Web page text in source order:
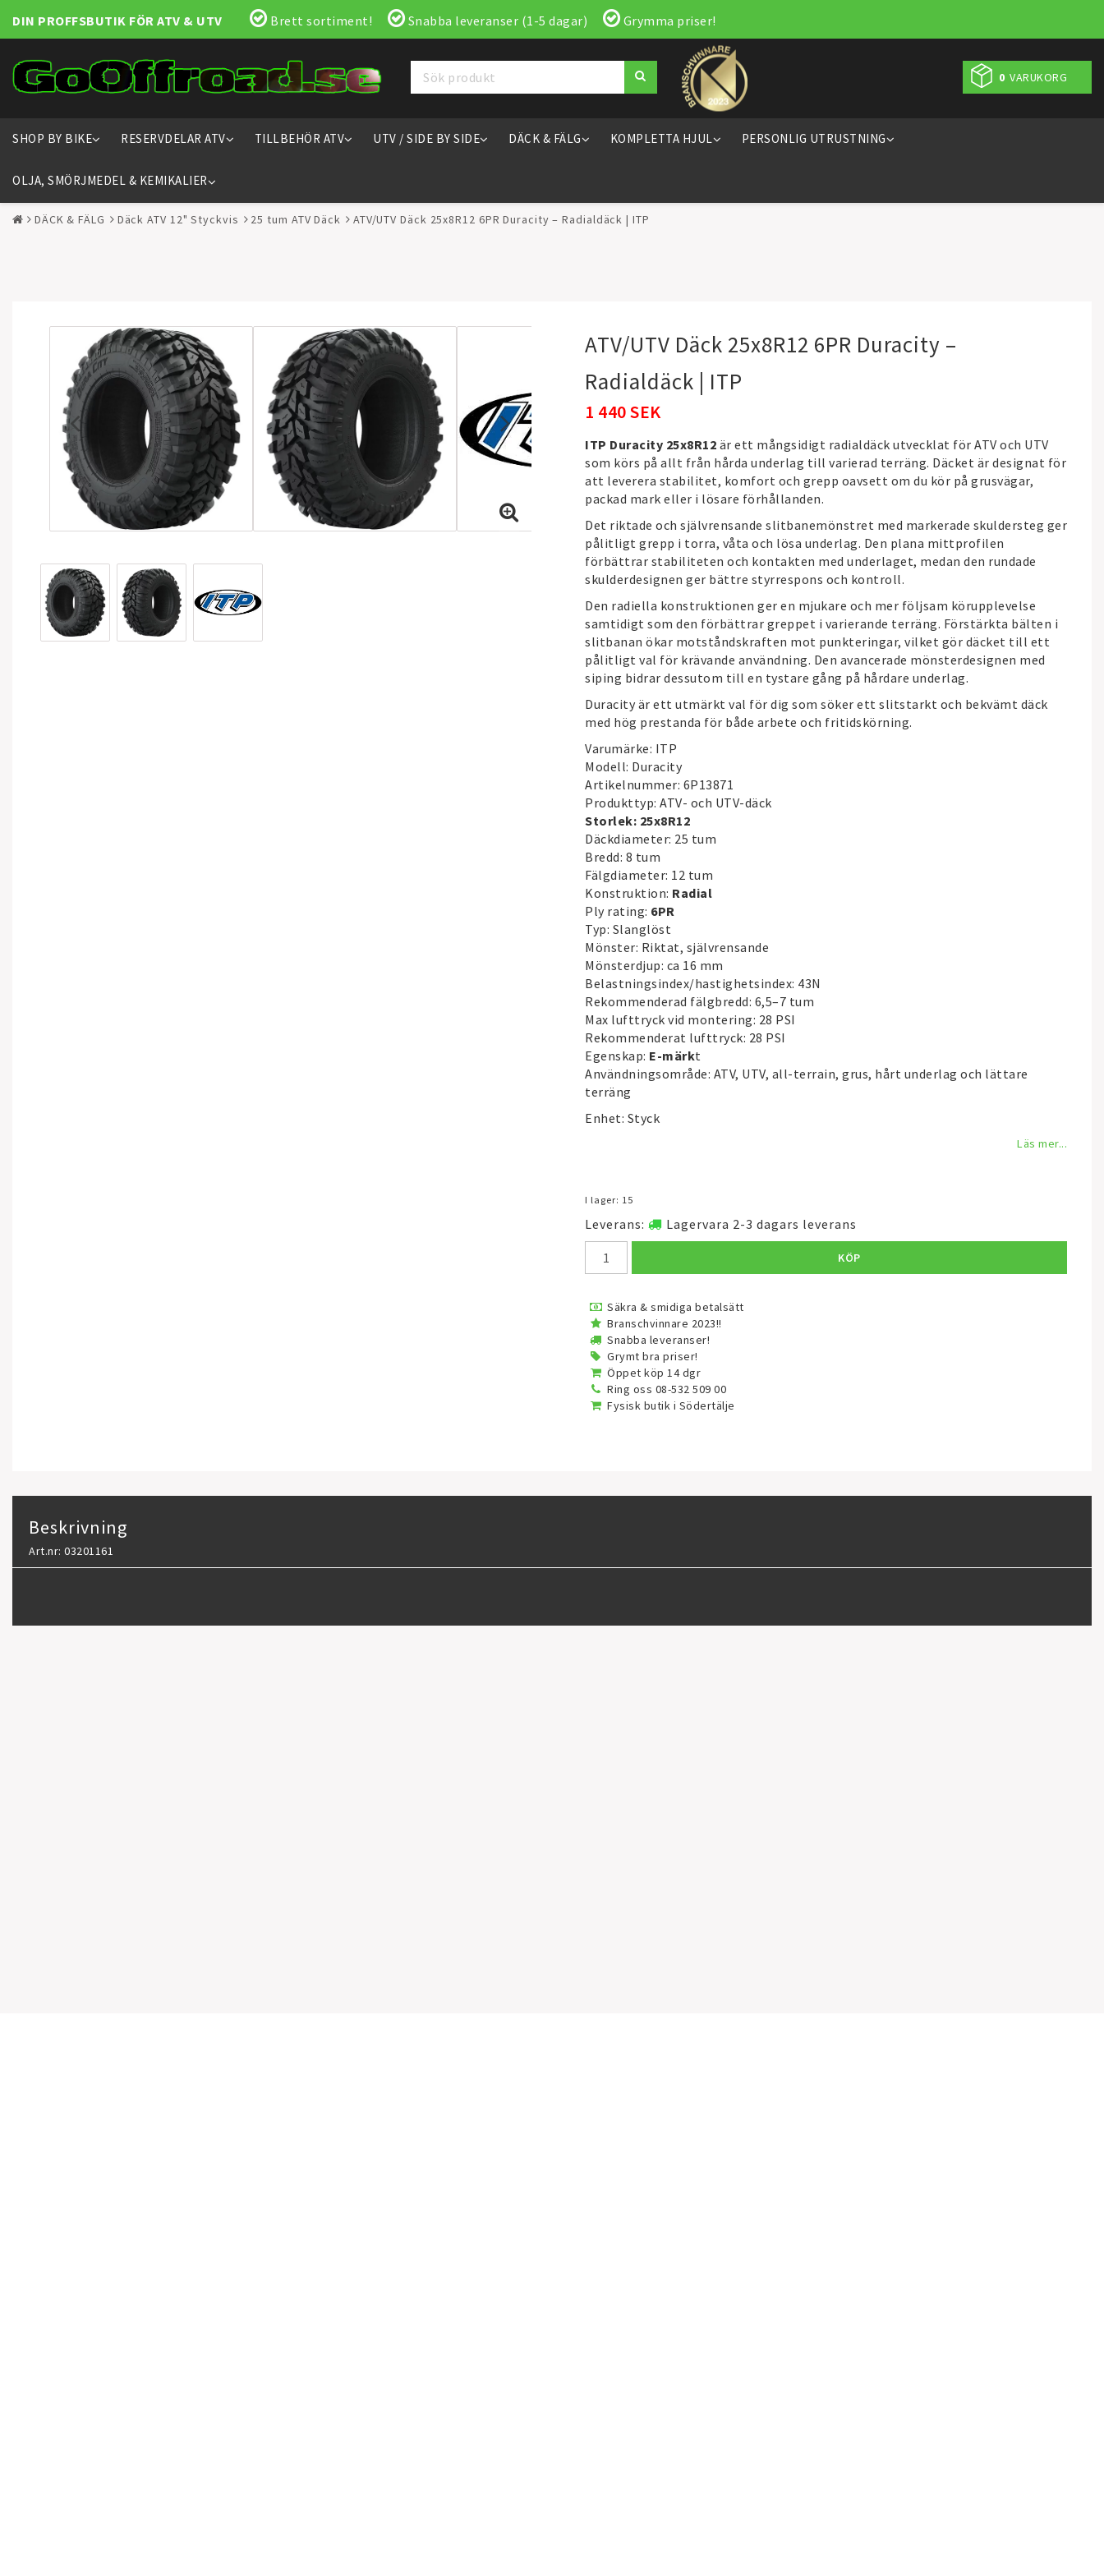
DIN PROFFSBUTIK FÖR ATV & UTV Brett sortiment! Snabba leveranser (1-5 dagar) Grymma priser!
0 VARUKORG
SHOP BY BIKE RESERVDELAR ATV TILLBEHÖR ATV UTV / SIDE BY SIDE DÄCK & FÄLG KOMPLETTA HJUL PERSONLIG UTRUSTNING
OLJA, SMÖRJMEDEL & KEMIKALIER
DÄCK & FÄLG Däck ATV 12" Styckvis 25 tum ATV Däck ATV/UTV Däck 25x8R12 6PR Duracity – Radialdäck | ITP
ATV/UTV Däck 25x8R12 6PR Duracity –
Radialdäck | ITP
1 440 SEK
ITP Duracity 25x8R12 är ett mångsidigt radialdäck utvecklat för ATV och UTV
som körs på allt från hårda underlag till varierad terräng. Däcket är designat för
att leverera stabilitet, komfort och grepp oavsett om du kör på grusvägar,
packad mark eller i lösare förhållanden.
Det riktade och självrensande slitbanemönstret med markerade skuldersteg ger
pålitligt grepp i torra, våta och lösa underlag. Den plana mittprofilen
förbättrar stabiliteten och kontakten med underlaget, medan den rundade
skulderdesignen ger bättre styrrespons och kontroll.
Den radiella konstruktionen ger en mjukare och mer följsam körupplevelse
samtidigt som den förbättrar greppet i varierande terräng. Förstärkta bälten i
slitbanan ökar motståndskraften mot punkteringar, vilket gör däcket till ett
pålitligt val för krävande användning. Den avancerade mönsterdesignen med
siping bidrar dessutom till en tystare gång på hårdare underlag.
Duracity är ett utmärkt val för dig som söker ett slitstarkt och bekvämt däck
med hög prestanda för både arbete och fritidskörning.
Varumärke: ITP
Modell: Duracity
Artikelnummer: 6P13871
Produkttyp: ATV- och UTV-däck
Storlek: 25x8R12
Däckdiameter: 25 tum
Bredd: 8 tum
Fälgdiameter: 12 tum
Konstruktion: Radial
Ply rating: 6PR
Typ: Slanglöst
Mönster: Riktat, självrensande
Mönsterdjup: ca 16 mm
Belastningsindex/hastighetsindex: 43N
Rekommenderad fälgbredd: 6,5–7 tum
Max lufttryck vid montering: 28 PSI
Rekommenderat lufttryck: 28 PSI
Egenskap: E-märkt
Användningsområde: ATV, UTV, all-terrain, grus, hårt underlag och lättare
terräng
Enhet: Styck
Läs mer...
I lager: 15
Leverans: Lagervara 2-3 dagars leverans
KÖP
Säkra & smidiga betalsätt
Branschvinnare 2023!!
Snabba leveranser!
Grymt bra priser!
Öppet köp 14 dgr
Ring oss 08-532 509 00
Fysisk butik i Södertälje
Beskrivning
Art.nr: 03201161